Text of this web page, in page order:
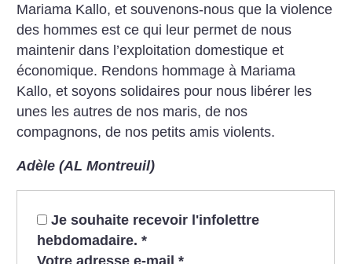
Mariama Kallo, et souvenons-nous que la violence
des hommes est ce qui leur permet de nous
maintenir dans l’exploitation domestique et
économique. Rendons hommage à Mariama
Kallo, et soyons solidaires pour nous libérer les
unes les autres de nos maris, de nos
compagnons, de nos petits amis violents.
Adèle (AL Montreuil)
Je souhaite recevoir l'infolettre
hebdomadaire. *